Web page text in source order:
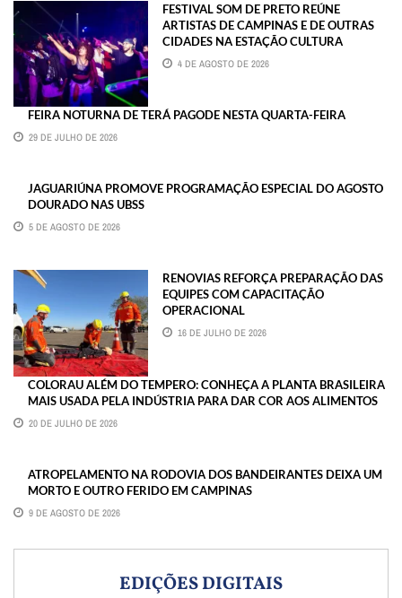
FESTIVAL SOM DE PRETO REÚNE
ARTISTAS DE CAMPINAS E DE OUTRAS
CIDADES NA ESTAÇÃO CULTURA
4 DE AGOSTO DE 2026
FEIRA NOTURNA DE TERÁ PAGODE NESTA QUARTA-FEIRA
29 DE JULHO DE 2026
JAGUARIÚNA PROMOVE PROGRAMAÇÃO ESPECIAL DO AGOSTO
DOURADO NAS UBSS
5 DE AGOSTO DE 2026
RENOVIAS REFORÇA PREPARAÇÃO DAS
EQUIPES COM CAPACITAÇÃO
OPERACIONAL
16 DE JULHO DE 2026
COLORAU ALÉM DO TEMPERO: CONHEÇA A PLANTA BRASILEIRA
MAIS USADA PELA INDÚSTRIA PARA DAR COR AOS ALIMENTOS
20 DE JULHO DE 2026
ATROPELAMENTO NA RODOVIA DOS BANDEIRANTES DEIXA UM
MORTO E OUTRO FERIDO EM CAMPINAS
9 DE AGOSTO DE 2026
EDIÇÕES DIGITAIS